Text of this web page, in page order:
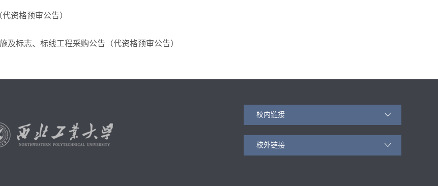
资格预审公告）
及标志、标线工程采购公告（代资格预审公告）
校内链接
校外链接